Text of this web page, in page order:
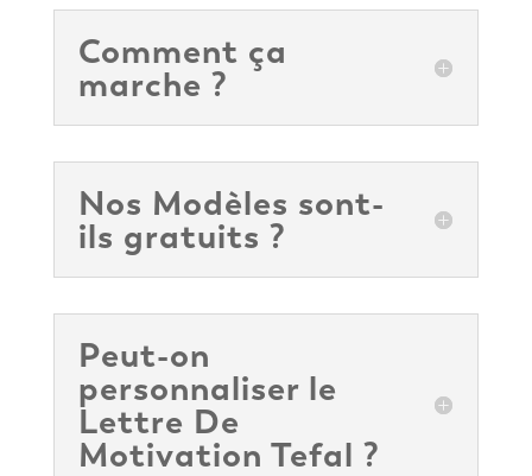
Comment ça
marche ?
Nos Modèles sont-
ils gratuits ?
Peut-on
personnaliser le
Lettre De
Motivation Tefal ?